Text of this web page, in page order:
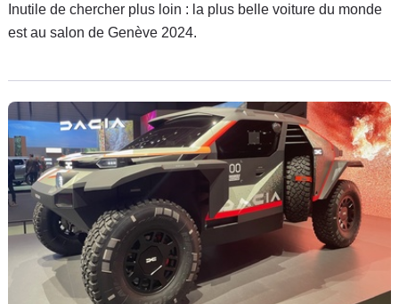
Inutile de chercher plus loin : la plus belle voiture du monde
est au salon de Genève 2024.